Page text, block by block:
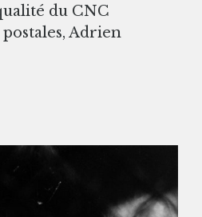
du CNC
postales, Adrien